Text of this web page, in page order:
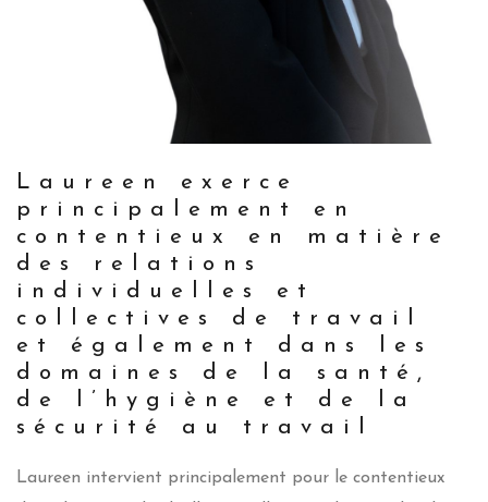
Laureen exerce
principalement en
contentieux en matière
des relations
individuelles et
collectives de travail
et également dans les
domaines de la santé,
de l’hygiène et de la
sécurité au travail
Laureen intervient principalement pour le contentieux